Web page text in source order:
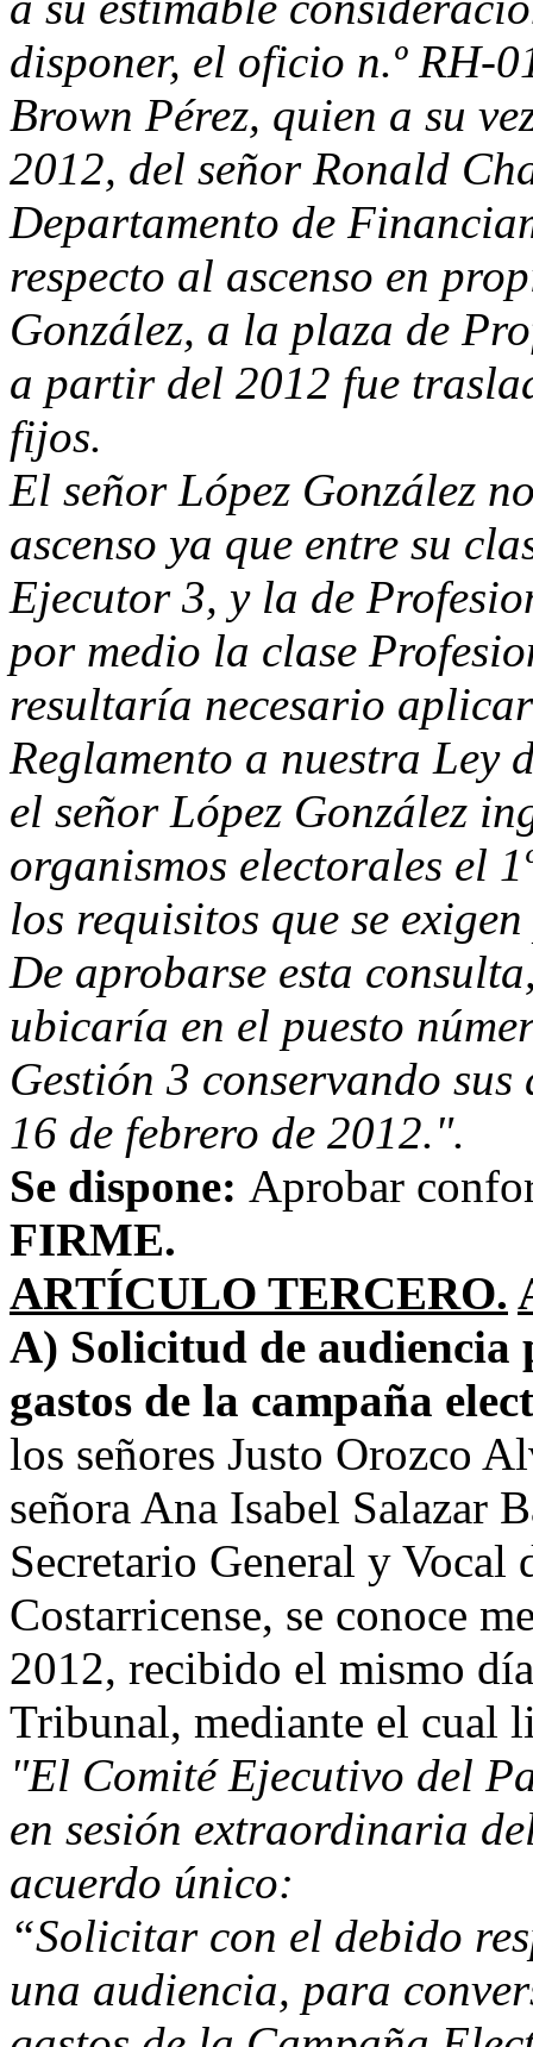
disponer, el oficio n.º RH-
Brown Pérez, quien a su
2012, del señor Ronald
Departamento de
respecto al ascenso en
González, a la plaza de
a partir del 2012 fue
fijos.
El señor López González
ascenso ya que entre su
Ejecutor 3, y la de
por medio la clase
resultaría necesario
Reglamento a nuestra Ley
el señor López González
organismos electorales el
los requisitos que se
De aprobarse esta
ubicaría en el puesto
Gestión 3 conservando
16 de febrero de 2012.".
Se dispone: Aprobar
FIRME.
ARTÍCULO TERCERO.
A) Solicitud de
gastos de la campaña
los señores Justo Orozco
señora Ana Isabel Salazar
Secretario General y
Costarricense, se conoce
2012, recibido el mismo
Tribunal, mediante el cual
"El Comité Ejecutivo del
en sesión extraordinaria
acuerdo único:
“Solicitar con el debido
una audiencia, para